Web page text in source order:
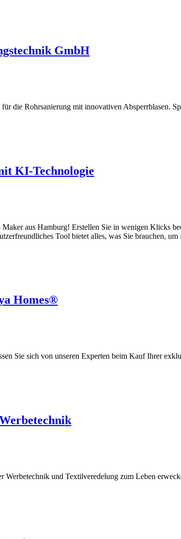
GmbH
die Rohrsanierung mit innovativen Absperrblasen.
KI-Technologie
aus Hamburg! Erstellen Sie in wenigen Klicks
Tool bietet alles, was Sie brauchen,
Homes®
Sie sich von unseren Experten beim Kauf Ihrer
und Textilveredelung zum Leben